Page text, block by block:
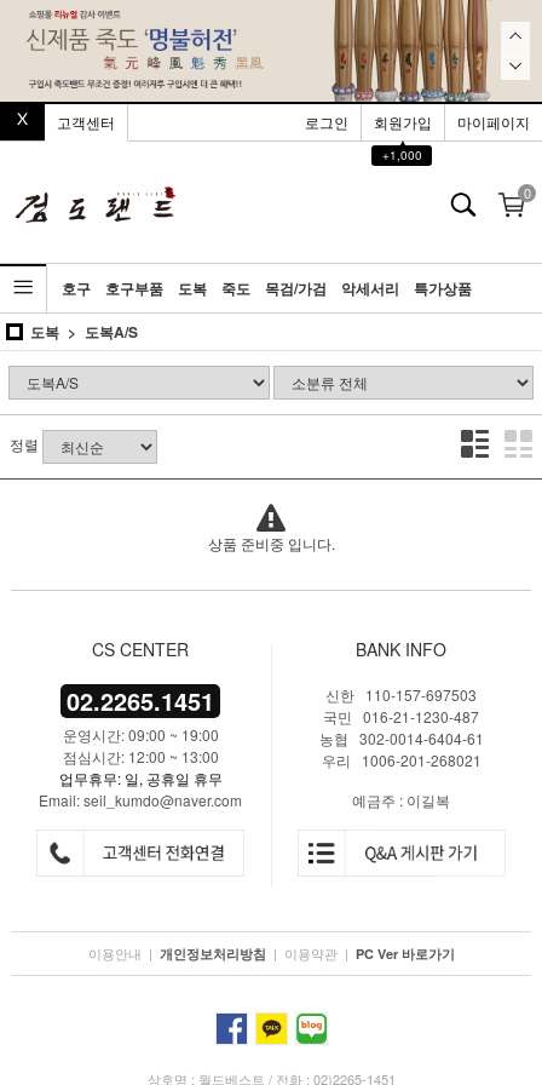
고객센터 로그인
회원가입
▲
+1,000
마이페이지
0
호구 호구부품 도복 죽도 목검/가검 악세서리
특가상품
도복
도복A/S
정렬
상품 준비중 입니다.
CS CENTER
02.2265.1451
운영시간: 09:00 ~ 19:00
점심시간: 12:00 ~ 13:00
업무휴무: 일, 공휴일 휴무
Email: seil_kumdo@naver.com
BANK INFO
신한 110-157-697503
국민 016-21-1230-487
농협 302-0014-6404-61
우리 1006-201-268021
예금주 : 이길복
이용안내 | 개인정보처리방침 | 이용약관 | PC Ver 바로가기
상호명 : 월드베스트 / 전화 : 02)2265-1451